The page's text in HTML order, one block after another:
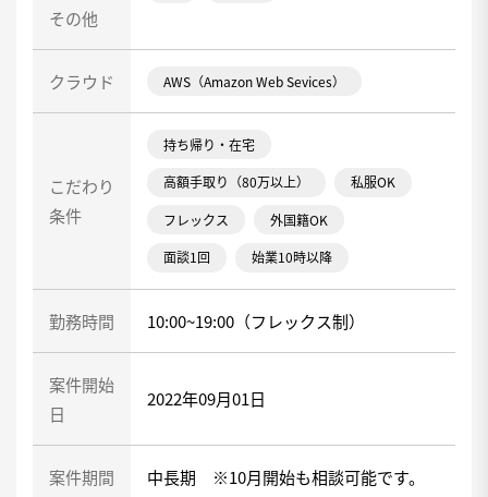
その他
クラウド AWS（Amazon Web Sevices）
こだわり
条件
持ち帰り・在宅
高額手取り（80万以上） 私服OK
フレックス 外国籍OK
面談1回 始業10時以降
勤務時間 10:00~19:00（フレックス制）
案件開始
日
2022年09月01日
案件期間 中長期 ※10月開始も相談可能です。